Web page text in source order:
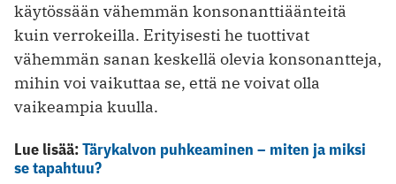
käytössään vähemmän konsonanttiäänteitä
kuin verrokeilla. Erityisesti he tuottivat
vähemmän sanan keskellä olevia konsonantteja,
mihin voi vaikuttaa se, että ne voivat olla
vaikeampia kuulla.
Lue lisää:Tärykalvon puhkeaminen – miten ja miksi
se tapahtuu?